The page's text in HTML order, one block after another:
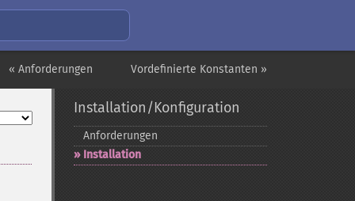
Vordefinierte Konstanten »
« Anforderungen
Installation/Konfiguration
Anforderungen
Installation